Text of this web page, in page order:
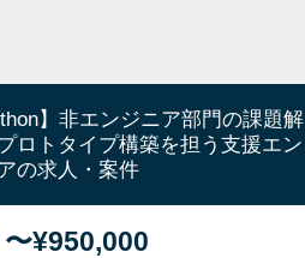
】非エンジニア部門の課題解
ロトタイプ構築を担う支援エン
の求人・案件
〜¥950,000